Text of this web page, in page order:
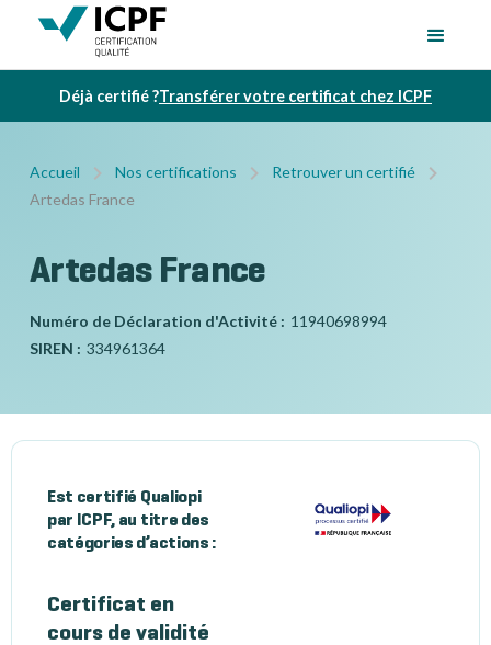
Déjà certifié ?Transférer votre certificat chez ICPF
Accueil Nos certifications
Retrouver un certifié
Artedas France
Artedas France
Numéro de Déclaration d'Activité : 11940698994
SIREN : 334961364
Est certifié Qualiopi
par ICPF, au titre des
catégories d’actions :
Certificat en
cours de validité